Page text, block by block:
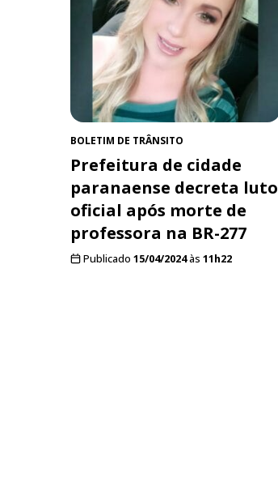
BOLETIM DE TRÂNSITO
Prefeitura de cidade
paranaense decreta luto
oficial após morte de
professora na BR-277
Publicado 15/04/2024às 11h22